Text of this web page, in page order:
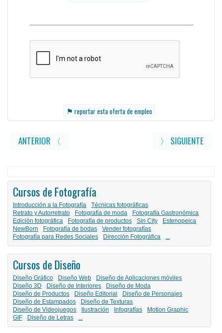
⚑ reportar esta oferta de empleo
ANTERIOR 〈 〉 SIGUIENTE
Cursos de Fotografía
Introducción a la Fotografía
Técnicas fotográficas
Retrato y Autorretrato
Fotografía de moda
Fotografía Gastronómica
Edición fotográfica
Fotografía de productos Sin City
Estenopeica
NewBorn
Fotografía de bodas
Vender fotografías
Fotografía para Redes Sociales
Dirección Fotográfica ...
Cursos de Diseño
Diseño Gráfico Diseño Web
Diseño de Aplicaciones móviles
Diseño 3D
Diseño de Interiores
Diseño de Moda
Diseño de Productos
Diseño Editorial
Diseño de Personajes
Diseño de Estampados
Diseño de Texturas
Diseño de Videojuegos
Ilustración Infografías
Motion Graphic
GIF
Diseño de Letras ...